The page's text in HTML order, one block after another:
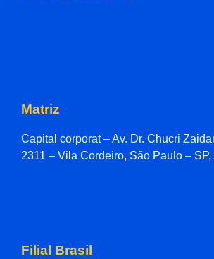
Matriz
Capital corporat – Av. Dr. Chucri
2311 – Vila Cordeiro, São Paulo –
Filial Brasil